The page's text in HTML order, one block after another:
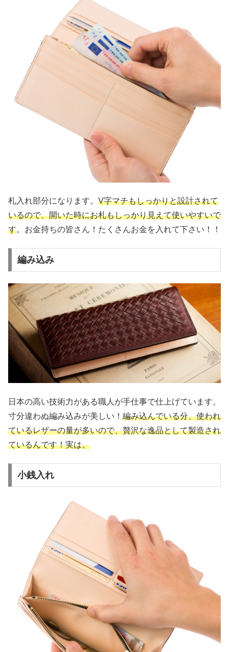
札入れ部分になります。 V字マチもしっかりと設計されて
いるので、開いた時にお札もしっかり見えて使いやすいで
す。お金持ちの皆さん！たくさんお金を入れて下さい！！
編み込み
日本の高い技術力がある職人が手仕事で仕上げています。
寸分違わぬ編み込みが美しい！ 編み込んでいる分、使われ
ているレザーの量が多いので、贅沢な逸品として製造され
ているんです！実は。
小銭入れ